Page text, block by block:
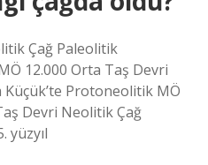
Çağ Paleolitik
12.000 Orta Taş Devri
Küçük’te Protoneolitik MÖ
Devri Neolitik Çağ
yüzyıl